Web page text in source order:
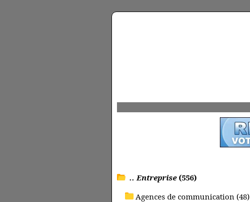
.. Entreprise (556)
Agences de communication (48)